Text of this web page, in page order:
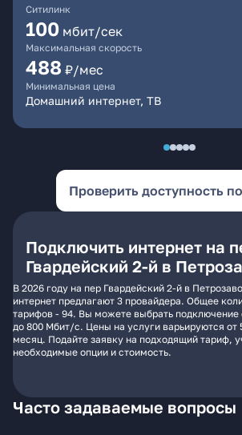
Ситилинк
100 мбит/сек
Максимальная скорость
488 ₽/мес
Минимальная цена
Домашний интернет, ТВ
Проверить доступность
Подключить интернет на
Гвардейский 2-й в
В 2026 году на пер Гвардейский 2-й в
интернет предлагают 3 провайдера. Общее
тарифов - 94. Вы можете выбрать подключение
до 800 Мбит/с. Цены на услуги варьируются от
месяц. Подайте заявку на подходящий тариф,
необходимые опции и стоимость.
Часто задаваемые вопросы